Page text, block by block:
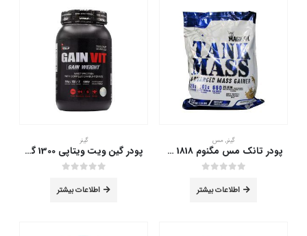
گینر,مس
پودر تانک مس مگنوم 1818 گرم
اطلاعات بیشتر
گینر
پودر گین ویت ویتاپی 1300 گرم
اطلاعات بیشتر